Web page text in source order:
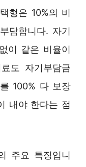
형은 10%의 비
담합니다. 자기
이 같은 비율이
도 자기부담금
100% 다 보장
내야 한다는 점
주요 특징입니